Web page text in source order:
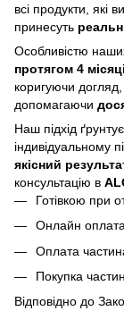
всі продукти, які
принесуть
Особливістю
протягом 4
коригуючи
допомагаючи
Наш підхід
індивідуальному
якісний
консультацію в
Готівкою при
Онлайн
Оплата
Покупка
Відповідно до